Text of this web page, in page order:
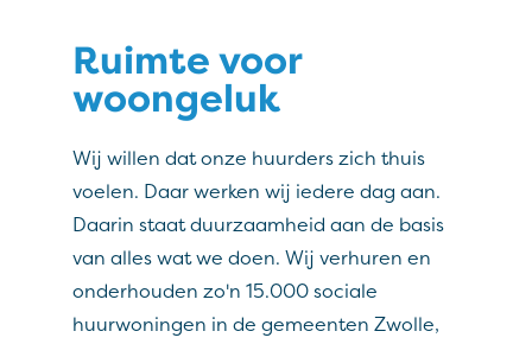
Ruimte voor
woongeluk
Wij willen dat onze huurders zich thuis
voelen. Daar werken wij iedere dag aan.
Daarin staat duurzaamheid aan de basis
van alles wat we doen. Wij verhuren en
onderhouden zo'n 15.000 sociale
huurwoningen in de gemeenten Zwolle,